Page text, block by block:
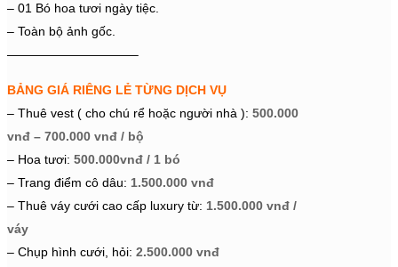
– 01 Bó hoa tươi ngày tiệc.
– Toàn bộ ảnh gốc.
——————————–
BẢNG GIÁ RIÊNG LẺ TỪNG DỊCH VỤ
– Thuê vest ( cho chú rể hoặc người nhà ): 500.000
vnđ – 700.000 vnđ / bộ
– Hoa tươi: 500.000vnđ / 1 bó
– Trang điểm cô dâu: 1.500.000 vnđ
– Thuê váy cưới cao cấp luxury từ: 1.500.000 vnđ /
váy
– Chụp hình cưới, hỏi: 2.500.000 vnđ